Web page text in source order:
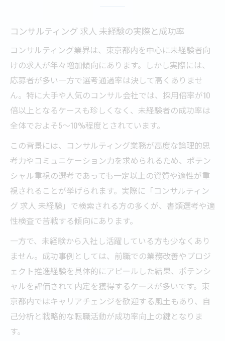
コンサルティング 求人 未経験の実際と成功率
コンサルティング業界は、東京都内を中心に未経験者向
けの求人が年々増加傾向にあります。しかし実際には、
応募者が多い一方で選考通過率は決して高くありませ
ん。特に大手や人気のコンサル会社では、採用倍率が10
倍以上となるケースも珍しくなく、未経験者の成功率は
全体でおよそ5～10%程度とされています。
この背景には、コンサルティング業務が高度な論理的思
考力やコミュニケーション力を求められるため、ポテン
シャル重視の選考であっても一定以上の資質や適性が重
視されることが挙げられます。実際に「コンサルティン
グ 求人 未経験」で検索される方の多くが、書類選考や適
性検査で苦戦する傾向にあります。
一方で、未経験から入社し活躍している方も少なくあり
ません。成功事例としては、前職での業務改善やプロジ
ェクト推進経験を具体的にアピールした結果、ポテンシ
ャルを評価されて内定を獲得するケースが多いです。東
京都内ではキャリアチェンジを歓迎する風土もあり、自
己分析と戦略的な転職活動が成功率向上の鍵となりま
す。